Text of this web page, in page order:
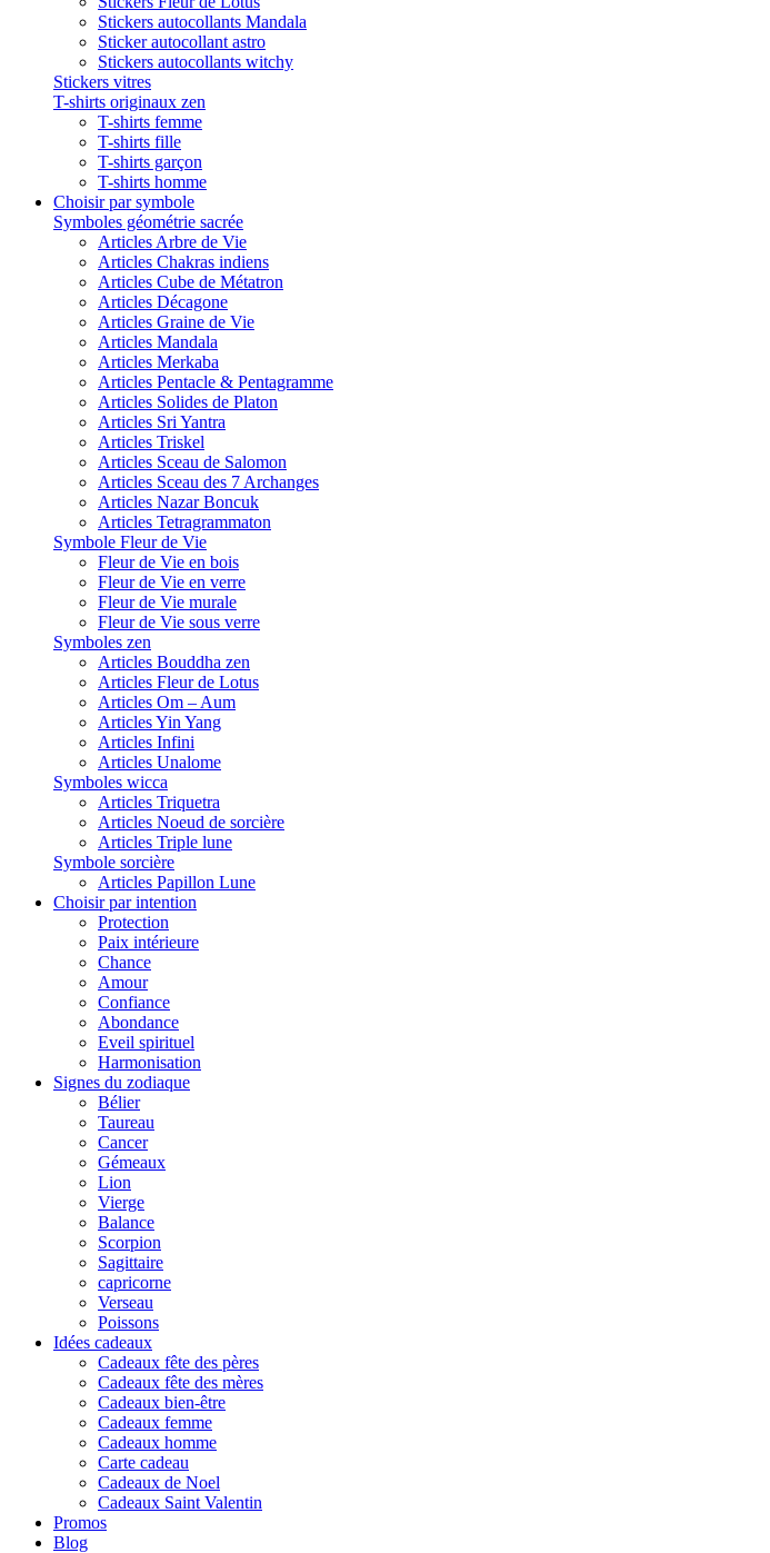
Stickers autocollants Mandala
Sticker autocollant astro
Stickers autocollants witchy
Stickers vitres
T-shirts originaux zen
T-shirts femme
T-shirts fille
T-shirts garçon
T-shirts homme
Choisir par symbole
Symboles géométrie sacrée
Articles Arbre de Vie
Articles Chakras indiens
Articles Cube de Métatron
Articles Décagone
Articles Graine de Vie
Articles Mandala
Articles Merkaba
Articles Pentacle & Pentagramme
Articles Solides de Platon
Articles Sri Yantra
Articles Triskel
Articles Sceau de Salomon
Articles Sceau des 7 Archanges
Articles Nazar Boncuk
Articles Tetragrammaton
Symbole Fleur de Vie
Fleur de Vie en bois
Fleur de Vie en verre
Fleur de Vie murale
Fleur de Vie sous verre
Symboles zen
Articles Bouddha zen
Articles Fleur de Lotus
Articles Om – Aum
Articles Yin Yang
Articles Infini
Articles Unalome
Symboles wicca
Articles Triquetra
Articles Noeud de sorcière
Articles Triple lune
Symbole sorcière
Articles Papillon Lune
Choisir par intention
Protection
Paix intérieure
Chance
Amour
Confiance
Abondance
Eveil spirituel
Harmonisation
Signes du zodiaque
Bélier
Taureau
Cancer
Gémeaux
Lion
Vierge
Balance
Scorpion
Sagittaire
capricorne
Verseau
Poissons
Idées cadeaux
Cadeaux fête des pères
Cadeaux fête des mères
Cadeaux bien-être
Cadeaux femme
Cadeaux homme
Carte cadeau
Cadeaux de Noel
Cadeaux Saint Valentin
Promos
Blog